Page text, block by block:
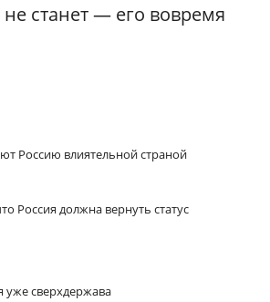
станет — его вовремя
Россию влиятельной страной
Россия должна вернуть статус
уже сверхдержава